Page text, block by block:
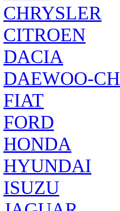
CHRYSLER
CITROEN
DACIA
DAEWOO-
FIAT
FORD
HONDA
HYUNDAI
ISUZU